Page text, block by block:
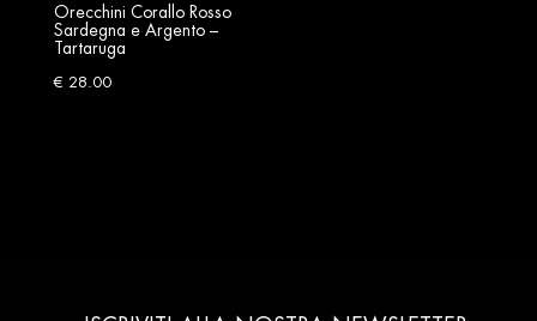
Orecchini Corallo Rosso
Sardegna e Argento –
Tartaruga
€ 28.00